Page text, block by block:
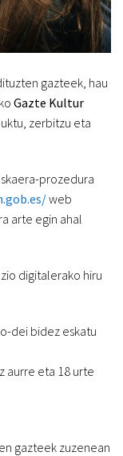
gazteek, hau
Gazte Kultur
zerbitzu eta
prozedura
web
arte egin ahal
digitalerako hiru
dei bidez eskatu
aurre eta 18 urte
gazteek zuzenean